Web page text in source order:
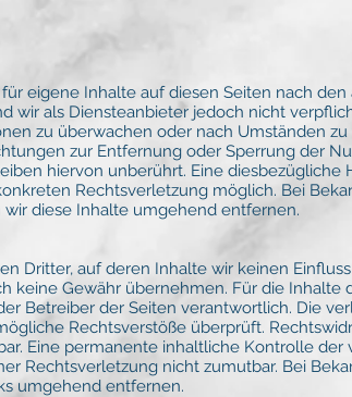
eigene Inhalte auf diesen Seiten nach
wir als Diensteanbieter jedoch nicht
zu überwachen oder nach Umständen zu
zur Entfernung oder Sperrung der
hiervon unberührt. Eine diesbezügliche
Rechtsverletzung möglich. Bei
diese Inhalte umgehend entfernen.
Dritter, auf deren Inhalte wir keinen
keine Gewähr übernehmen. Für die Inhalte
Betreiber der Seiten verantwortlich. Die
Rechtsverstöße überprüft.
Eine permanente inhaltliche Kontrolle der
Rechtsverletzung nicht zumutbar. Bei
umgehend entfernen.